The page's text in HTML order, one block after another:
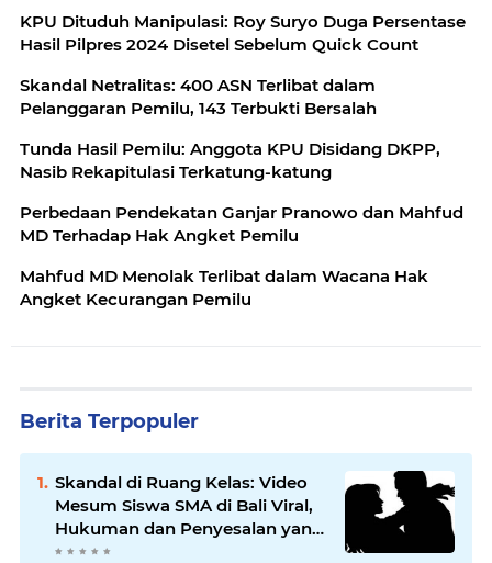
KPU Dituduh Manipulasi: Roy Suryo Duga Persentase
Hasil Pilpres 2024 Disetel Sebelum Quick Count
Skandal Netralitas: 400 ASN Terlibat dalam
Pelanggaran Pemilu, 143 Terbukti Bersalah
Tunda Hasil Pemilu: Anggota KPU Disidang DKPP,
Nasib Rekapitulasi Terkatung-katung
Perbedaan Pendekatan Ganjar Pranowo dan Mahfud
MD Terhadap Hak Angket Pemilu
Mahfud MD Menolak Terlibat dalam Wacana Hak
Angket Kecurangan Pemilu
Berita Terpopuler
Skandal di Ruang Kelas: Video
Mesum Siswa SMA di Bali Viral,
Hukuman dan Penyesalan yang
Mengikuti